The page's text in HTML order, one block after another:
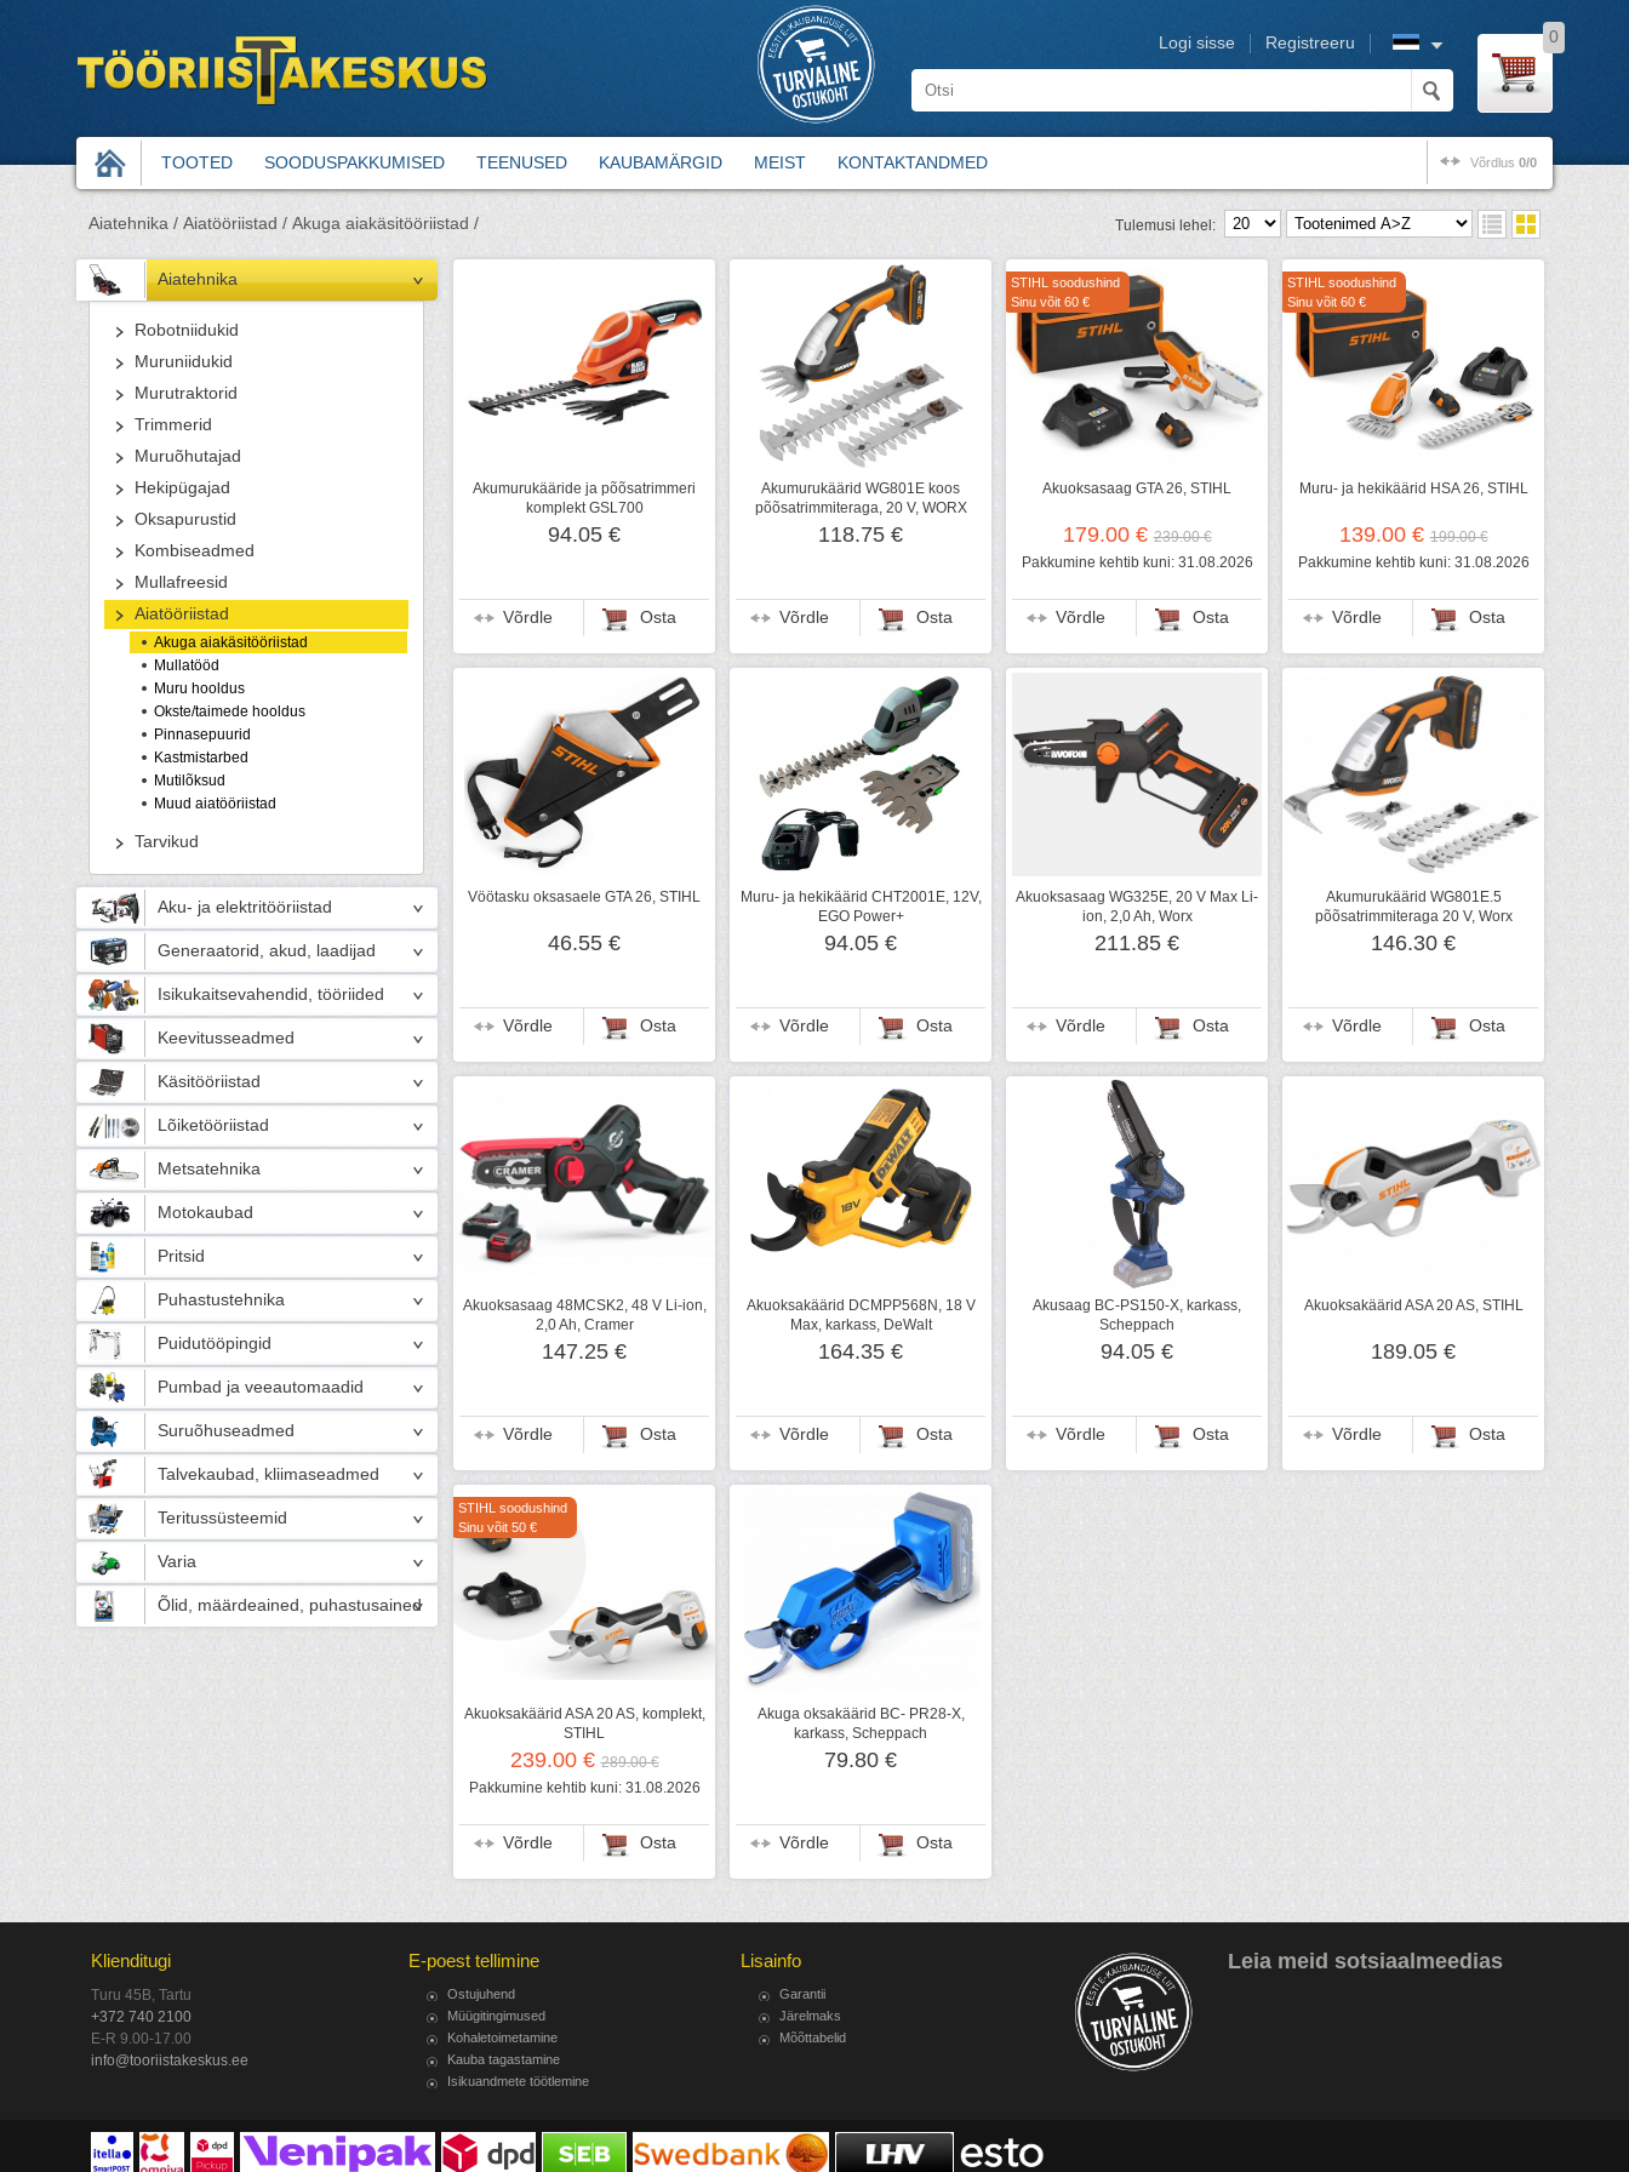
Registreeru
Logi sisse 0
TOOTED SOODUSPAKKUMISED TEENUSED KAUBAMÄRGID MEIST KONTAKTANDMED Võrdlus 0/0
Aiatehnika / Aiatööriistad / Akuga aiakäsitööriistad / Tulemusi lehel:
Aiatehnika
Robotniidukid
Muruniidukid
Murutraktorid
Trimmerid
Muruõhutajad
Hekipügajad
Oksapurustid
Kombiseadmed
Mullafreesid
Aiatööriistad
Akuga aiakäsitööriistad
Mullatööd
Muru hooldus
Okste/taimede hooldus
Pinnasepuurid
Kastmistarbed
Mutilõksud
Muud aiatööriistad
Tarvikud
Aku- ja elektritööriistad
Generaatorid, akud, laadijad
Isikukaitsevahendid, tööriided
Keevitusseadmed
Käsitööriistad
Lõiketööriistad
Metsatehnika
Motokaubad
Pritsid
Puhastustehnika
Puidutööpingid
Pumbad ja veeautomaadid
Suruõhuseadmed
Talvekaubad, kliimaseadmed
Teritussüsteemid
Varia
Õlid, määrdeained, puhastusained
Akumurukääride ja põõsatrimmeri
komplekt GSL700
94.05 €
Võrdle Osta
Akumurukäärid WG801E koos
põõsatrimmiteraga, 20 V, WORX
118.75 €
Võrdle Osta
STIHL soodushind
Sinu võit 60 €
Akuoksasaag GTA 26, STIHL
179.00 €239.00 €
Pakkumine kehtib kuni: 31.08.2026
Võrdle Osta
STIHL soodushind
Sinu võit 60 €
Muru- ja hekikäärid HSA 26, STIHL
139.00 €199.00 €
Pakkumine kehtib kuni: 31.08.2026
Võrdle Osta
Vöötasku oksasaele GTA 26, STIHL
46.55 €
Võrdle Osta
Muru- ja hekikäärid CHT2001E, 12V,
EGO Power+
94.05 €
Võrdle Osta
Akuoksasaag WG325E, 20 V Max Li-
ion, 2,0 Ah, Worx
211.85 €
Võrdle Osta
Akumurukäärid WG801E.5
põõsatrimmiteraga 20 V, Worx
146.30 €
Võrdle Osta
Akuoksasaag 48MCSK2, 48 V Li-ion,
2,0 Ah, Cramer
147.25 €
Võrdle Osta
Akuoksakäärid DCMPP568N, 18 V
Max, karkass, DeWalt
164.35 €
Võrdle Osta
Akusaag BC-PS150-X, karkass,
Scheppach
94.05 €
Võrdle Osta
Akuoksakäärid ASA 20 AS, STIHL
189.05 €
Võrdle Osta
STIHL soodushind
Sinu võit 50 €
Akuoksakäärid ASA 20 AS, komplekt,
STIHL
239.00 €289.00 €
Pakkumine kehtib kuni: 31.08.2026
Võrdle Osta
Akuga oksakäärid BC- PR28-X,
karkass, Scheppach
79.80 €
Võrdle Osta
Klienditugi
Turu 45B, Tartu
+372 740 2100
E-R 9.00-17.00
info@tooriistakeskus.ee
E-poest tellimine
Ostujuhend
Müügitingimused
Kohaletoimetamine
Kauba tagastamine
Isikuandmete töötlemine
Lisainfo
Garantii
Järelmaks
Mõõttabelid
Leia meid sotsiaalmeedias